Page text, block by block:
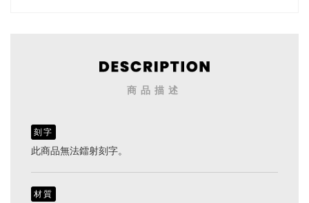
商品描述
刻字
此商品無法鐳射刻字。
材質